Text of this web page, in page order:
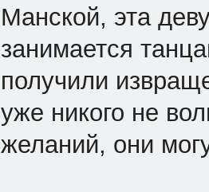
Манской, эта
занимается
получили
уже никого не
желаний, они